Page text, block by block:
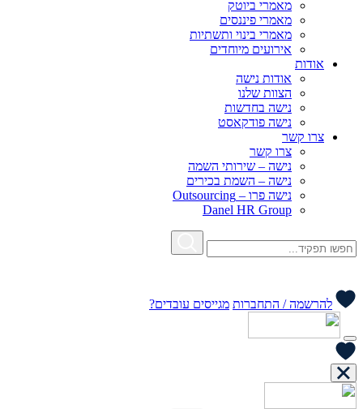
מאמרי ביוטק
מאמרי פיננסים
מאמרי בינוי ותשתיות
אירועים מיוחדים
אודות
אודות נישה
הצוות שלנו
נישה בחדשות
נישה פודקאסט
צרו קשר
צרו קשר
נישה – שירותי השמה
נישה – השמת בכירים
נישה פרו – Outsourcing
Danel HR Group
להרשמה / התחברות מגייסים עובדים?